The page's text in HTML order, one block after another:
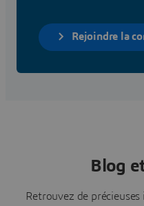
Rejoindre la
Blog
Retrouvez de